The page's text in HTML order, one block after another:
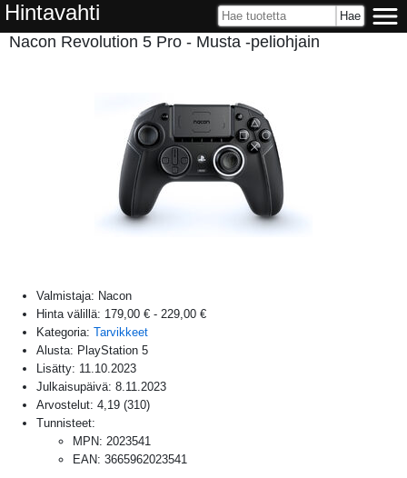
Hintavahti
Nacon Revolution 5 Pro - Musta -peliohjain
Valmistaja: Nacon
Hinta välillä: 179,00 € - 229,00 €
Kategoria: Tarvikkeet
Alusta: PlayStation 5
Lisätty: 11.10.2023
Julkaisupäivä: 8.11.2023
Arvostelut: 4,19 (310)
Tunnisteet:
MPN: 2023541
EAN: 3665962023541